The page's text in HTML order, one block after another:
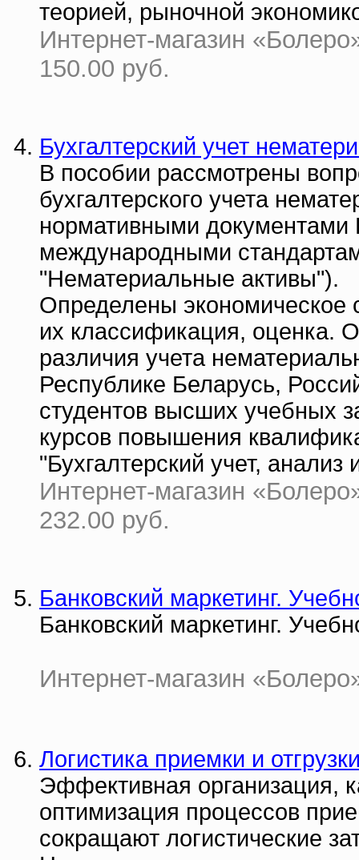
теорией, рыночной
Интернет-магазин
150.00 руб.
Бухгалтерский учет
В пособии рассмотрены
бухгалтерского учета
нормативными документами
международными
"Нематериальные активы").
Определены экономическое
их классификация, оценка.
различия учета
Республике Беларусь,
студентов высших учебных
курсов повышения
"Бухгалтерский учет, анализ
Интернет-магазин
232.00 руб.
Банковский маркетинг.
Банковский маркетинг.
Интернет-магазин
Логистика приемки и
Эффективная организация,
оптимизация процессов
сокращают логистические